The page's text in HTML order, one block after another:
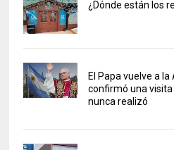
¿Dónde están los
El Papa vuelve a
confirmó una
nunca realizó